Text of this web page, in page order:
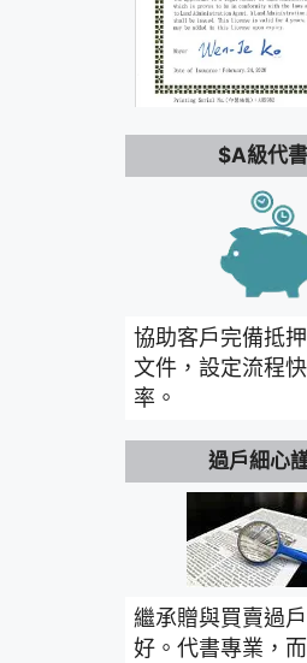
$A級代
協助客戶完備抵
文件，設定流程
率。
過戶細心
繼承贈與買賣過
好。代書專業，